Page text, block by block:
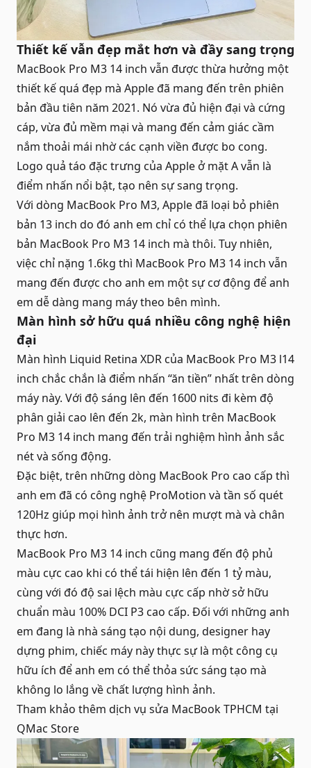
Thiết kế vẫn đẹp mắt hơn và đầy sang trọng
MacBook Pro M3 14 inch vẫn được thừa hưởng một
thiết kế quá đẹp mà Apple đã mang đến trên phiên
bản đầu tiên năm 2021. Nó vừa đủ hiện đại và cứng
cáp, vừa đủ mềm mại và mang đến cảm giác cầm
nắm thoải mái nhờ các cạnh viền được bo cong.
Logo quả táo đặc trưng của Apple ở mặt A vẫn là
điểm nhấn nổi bật, tạo nên sự sang trọng.
Với dòng MacBook Pro M3, Apple đã loại bỏ phiên
bản 13 inch do đó anh em chỉ có thể lựa chọn phiên
bản MacBook Pro M3 14 inch mà thôi. Tuy nhiên,
việc chỉ nặng 1.6kg thì MacBook Pro M3 14 inch vẫn
mang đến được cho anh em một sự cơ động để anh
em dễ dàng mang máy theo bên mình.
Màn hình sở hữu quá nhiều công nghệ hiện
đại
Màn hình Liquid Retina XDR của MacBook Pro M3 l14
inch chắc chắn là điểm nhấn “ăn tiền” nhất trên dòng
máy này. Với độ sáng lên đến 1600 nits đi kèm độ
phân giải cao lên đến 2k, màn hình trên MacBook
Pro M3 14 inch mang đến trải nghiệm hình ảnh sắc
nét và sống động.
Đặc biệt, trên những dòng MacBook Pro cao cấp thì
anh em đã có công nghệ ProMotion và tần số quét
120Hz giúp mọi hình ảnh trở nên mượt mà và chân
thực hơn.
MacBook Pro M3 14 inch cũng mang đến độ phủ
màu cực cao khi có thể tái hiện lên đến 1 tỷ màu,
cùng với đó độ sai lệch màu cực cấp nhờ sở hữu
chuẩn màu 100% DCI P3 cao cấp. Đối với những anh
em đang là nhà sáng tạo nội dung, designer hay
dựng phim, chiếc máy này thực sự là một công cụ
hữu ích để anh em có thể thỏa sức sáng tạo mà
không lo lắng về chất lượng hình ảnh.
Tham khảo thêm dịch vụ sửa MacBook TPHCM tại
QMac Store